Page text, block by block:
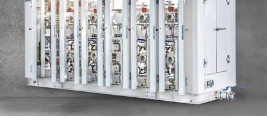
Industrias
Aplicaciones
Servicios
Asesoramiento